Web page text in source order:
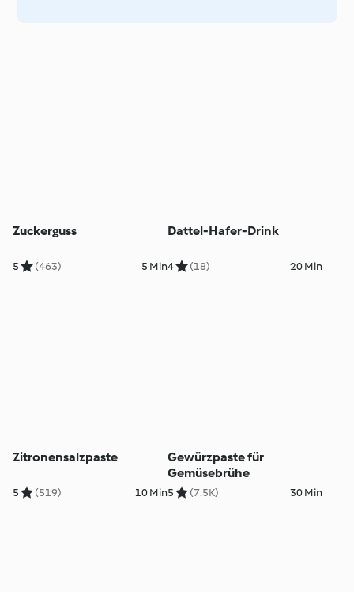
Zuckerguss
5 (463) 5 Min
Dattel-Hafer-Drink
4 (18) 20 Min
Zitronensalzpaste
5 (519) 10 Min
Gewürzpaste für
Gemüsebrühe
5 (7.5K) 30 Min